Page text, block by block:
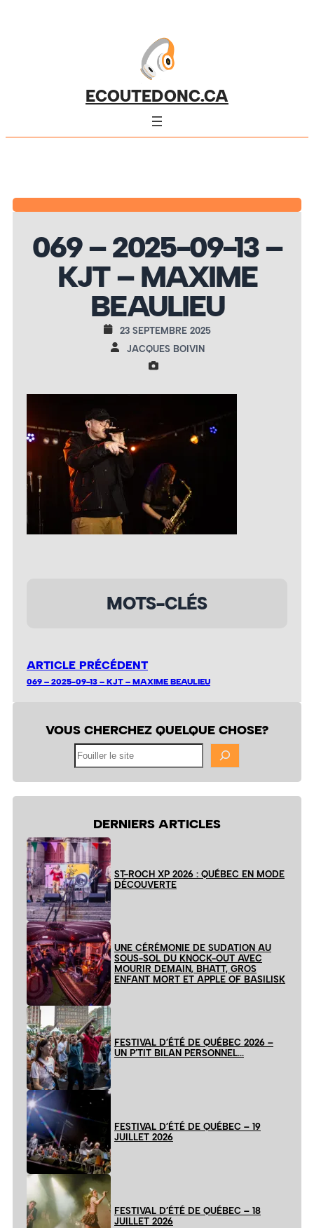
ECOUTEDONC.CA
069 – 2025-09-13 –
KJT – MAXIME
BEAULIEU
23 SEPTEMBRE 2025
JACQUES BOIVIN
MOTS-CLÉS
ARTICLE PRÉCÉDENT
069 – 2025-09-13 – KJT – MAXIME BEAULIEU
VOUS CHERCHEZ QUELQUE CHOSE?
DERNIERS ARTICLES
ST-ROCH XP 2026 : QUÉBEC EN MODE
DÉCOUVERTE
UNE CÉRÉMONIE DE SUDATION AU
SOUS-SOL DU KNOCK-OUT AVEC
MOURIR DEMAIN, BHATT, GROS
ENFANT MORT ET APPLE OF BASILISK
FESTIVAL D’ÉTÉ DE QUÉBEC 2026 –
UN P’TIT BILAN PERSONNEL…
FESTIVAL D’ÉTÉ DE QUÉBEC – 19
JUILLET 2026
FESTIVAL D’ÉTÉ DE QUÉBEC – 18
JUILLET 2026